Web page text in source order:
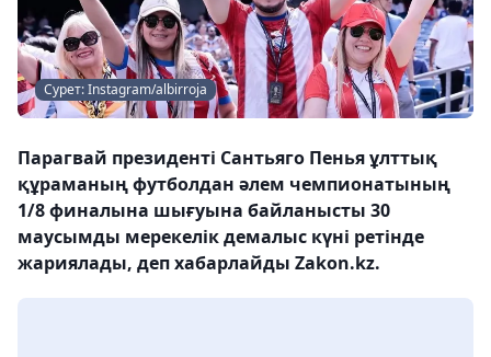
Сурет: Instagram/albirroja
Парагвай президенті Сантьяго Пенья ұлттық
құраманың футболдан әлем чемпионатының
1/8 финалына шығуына байланысты 30
маусымды мерекелік демалыс күні ретінде
жариялады, деп хабарлайды Zakon.kz.